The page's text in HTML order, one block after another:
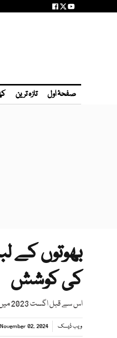
صفحۂ اول تازہ ترین
بھوتوں
کی کوشش
اس سے قبل اگست 2023 میں جاپان میں 1,024 افراد کا ریکارڈ قائم کیا گیا تھا
ویب ڈیسک November 02, 2024